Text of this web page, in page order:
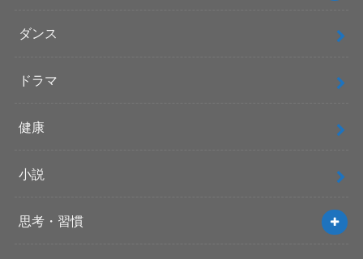
ダンス
ドラマ
健康
小説
思考・習慣